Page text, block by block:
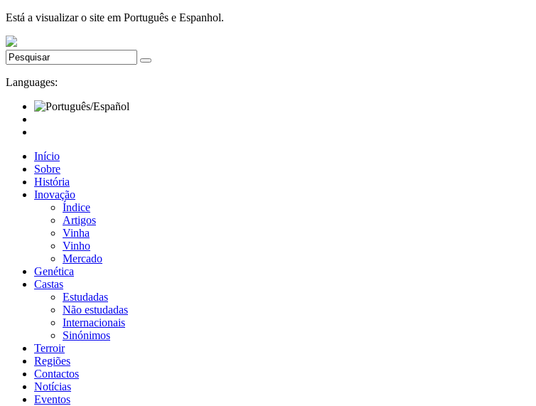
Está a visualizar o site em Português e Espanhol.
Languages:
Início
Sobre
História
Inovação
Índice
Artigos
Vinha
Vinho
Mercado
Genética
Castas
Estudadas
Não estudadas
Internacionais
Sinónimos
Terroir
Regiões
Contactos
Notícias
Eventos